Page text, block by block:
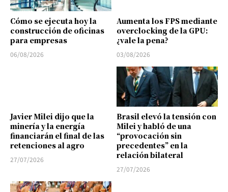
Cómo se ejecuta hoy la
construcción de oficinas
para empresas
06/08/2026
Aumenta los FPS mediante
overclocking de la GPU:
¿vale la pena?
03/08/2026
Javier Milei dijo que la
minería y la energía
financiarán el final de las
retenciones al agro
27/07/2026
Brasil elevó la tensión con
Milei y habló de una
“provocación sin
precedentes” en la
relación bilateral
27/07/2026